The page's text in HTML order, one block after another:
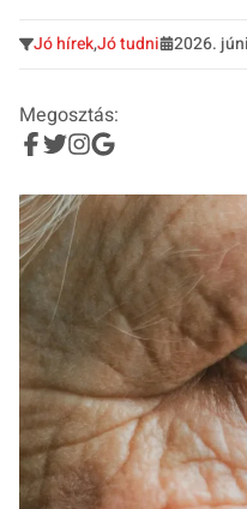
Jó hírek,Jó tudni 2026.
Megosztás: